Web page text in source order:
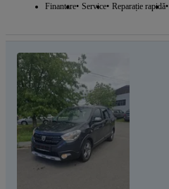
Finantare Service Reparație rapidă